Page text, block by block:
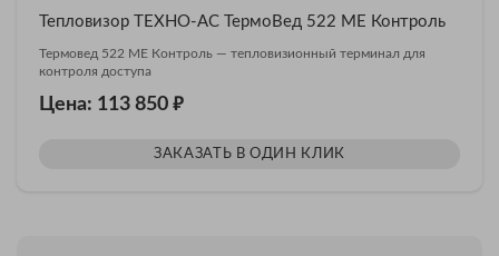
Тепловизор ТЕХНО-АС ТермоВед 522 МЕ Контроль
Термовед 522 МЕ Контроль — тепловизионный терминал для
контроля доступа
Цена: 113 850 ₽
ЗАКАЗАТЬ В ОДИН КЛИК